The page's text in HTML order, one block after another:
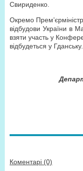
Свириденко.
Окремо
відбудови України в
взяти участь у
відбудеться у Гданську.
Коментарі (0)